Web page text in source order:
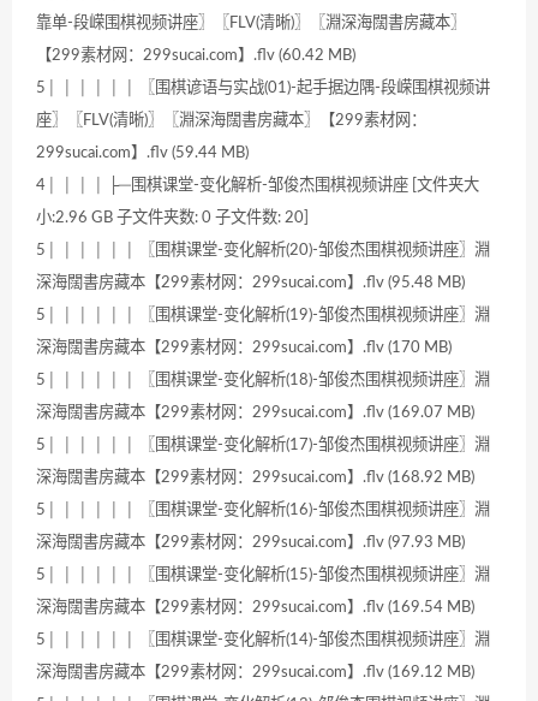
靠单-段嵘围棋视频讲座〗〖FLV(清晰)〗〖淵深海闊書房藏本〗
【299素材网：299sucai.com】.flv (60.42 MB)
5│ │ │ │ │ │ 〖围棋谚语与实战(01)-起手据边隅-段嵘围棋视频讲
座〗〖FLV(清晰)〗〖淵深海闊書房藏本〗【299素材网：
299sucai.com】.flv (59.44 MB)
4│ │ │ │ ├─围棋课堂-变化解析-邹俊杰围棋视频讲座 [文件夹大
小:2.96 GB 子文件夹数: 0 子文件数: 20]
5│ │ │ │ │ │ 〖围棋课堂-变化解析(20)-邹俊杰围棋视频讲座〗淵
深海闊書房藏本【299素材网：299sucai.com】.flv (95.48 MB)
5│ │ │ │ │ │ 〖围棋课堂-变化解析(19)-邹俊杰围棋视频讲座〗淵
深海闊書房藏本【299素材网：299sucai.com】.flv (170 MB)
5│ │ │ │ │ │ 〖围棋课堂-变化解析(18)-邹俊杰围棋视频讲座〗淵
深海闊書房藏本【299素材网：299sucai.com】.flv (169.07 MB)
5│ │ │ │ │ │ 〖围棋课堂-变化解析(17)-邹俊杰围棋视频讲座〗淵
深海闊書房藏本【299素材网：299sucai.com】.flv (168.92 MB)
5│ │ │ │ │ │ 〖围棋课堂-变化解析(16)-邹俊杰围棋视频讲座〗淵
深海闊書房藏本【299素材网：299sucai.com】.flv (97.93 MB)
5│ │ │ │ │ │ 〖围棋课堂-变化解析(15)-邹俊杰围棋视频讲座〗淵
深海闊書房藏本【299素材网：299sucai.com】.flv (169.54 MB)
5│ │ │ │ │ │ 〖围棋课堂-变化解析(14)-邹俊杰围棋视频讲座〗淵
深海闊書房藏本【299素材网：299sucai.com】.flv (169.12 MB)